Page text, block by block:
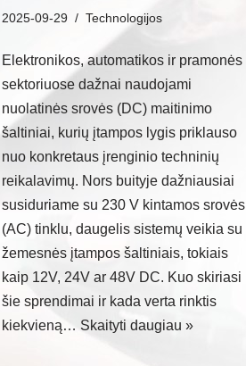
2025-09-29 Technologijos
Elektronikos, automatikos ir pramonės
sektoriuose dažnai naudojami
nuolatinės srovės (DC) maitinimo
šaltiniai, kurių įtampos lygis priklauso
nuo konkretaus įrenginio techninių
reikalavimų. Nors buityje dažniausiai
susiduriame su 230 V kintamos srovės
(AC) tinklu, daugelis sistemų veikia su
žemesnės įtampos šaltiniais, tokiais
kaip 12V, 24V ar 48V DC. Kuo skiriasi
šie sprendimai ir kada verta rinktis
kiekvieną… Skaityti daugiau »